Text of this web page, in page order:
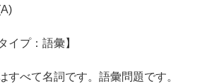
イプ：語彙】
すべて名詞です。語彙問題です。